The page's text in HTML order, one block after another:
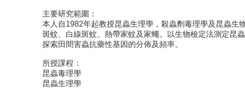
主要研究範圍：
本人自1982年起教授昆蟲生理學，殺蟲劑毒理學及昆蟲生
斑蚊、白線斑蚊、熱帶家蚊及家蠅。以生物檢定法測定昆
探索田間害蟲抗藥性基因的分佈及頻率。
所授課程：
昆蟲毒理學
昆蟲生理學